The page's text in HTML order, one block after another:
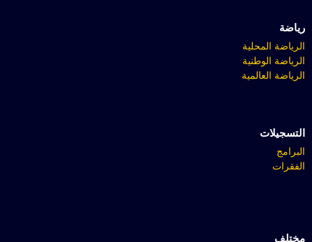
رياضة
الرياضة المحلية
الرياضة الوطنية
الرياضة العالمية
التسجيلات
البرامج
الفقرات
مختلف